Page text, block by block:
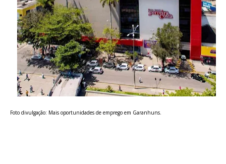
Foto divulgação: Mais oportunidades de emprego em Garanhuns.